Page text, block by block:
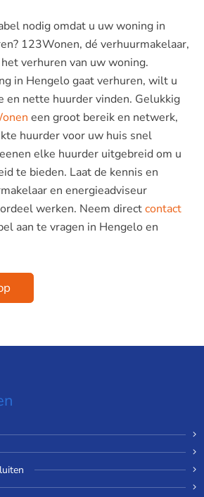
nodig omdat u uw woning in
123Wonen, dé verhuurmakelaar,
verhuren van uw woning.
in Hengelo gaat verhuren, wilt u
en nette huurder vinden. Gelukkig
een groot bereik en netwerk,
huurder voor uw huis snel
elke huurder uitgebreid om u
te bieden. Laat de kennis en
en energieadviseur
werken. Neem directcontact
aan te vragen in Hengelo en